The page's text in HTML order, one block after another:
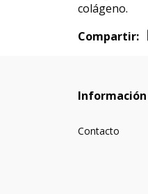
colágeno.
Compartir:
Información
Contacto